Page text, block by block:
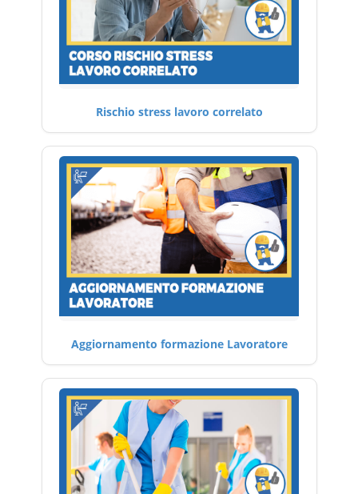
Rischio stress lavoro correlato
Aggiornamento formazione Lavoratore